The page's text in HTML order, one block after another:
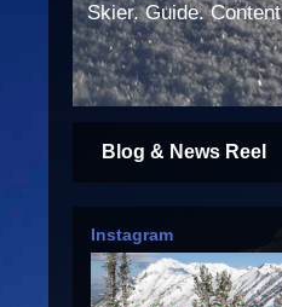
Skier. Guide.
Blog & News Reel
Instagram